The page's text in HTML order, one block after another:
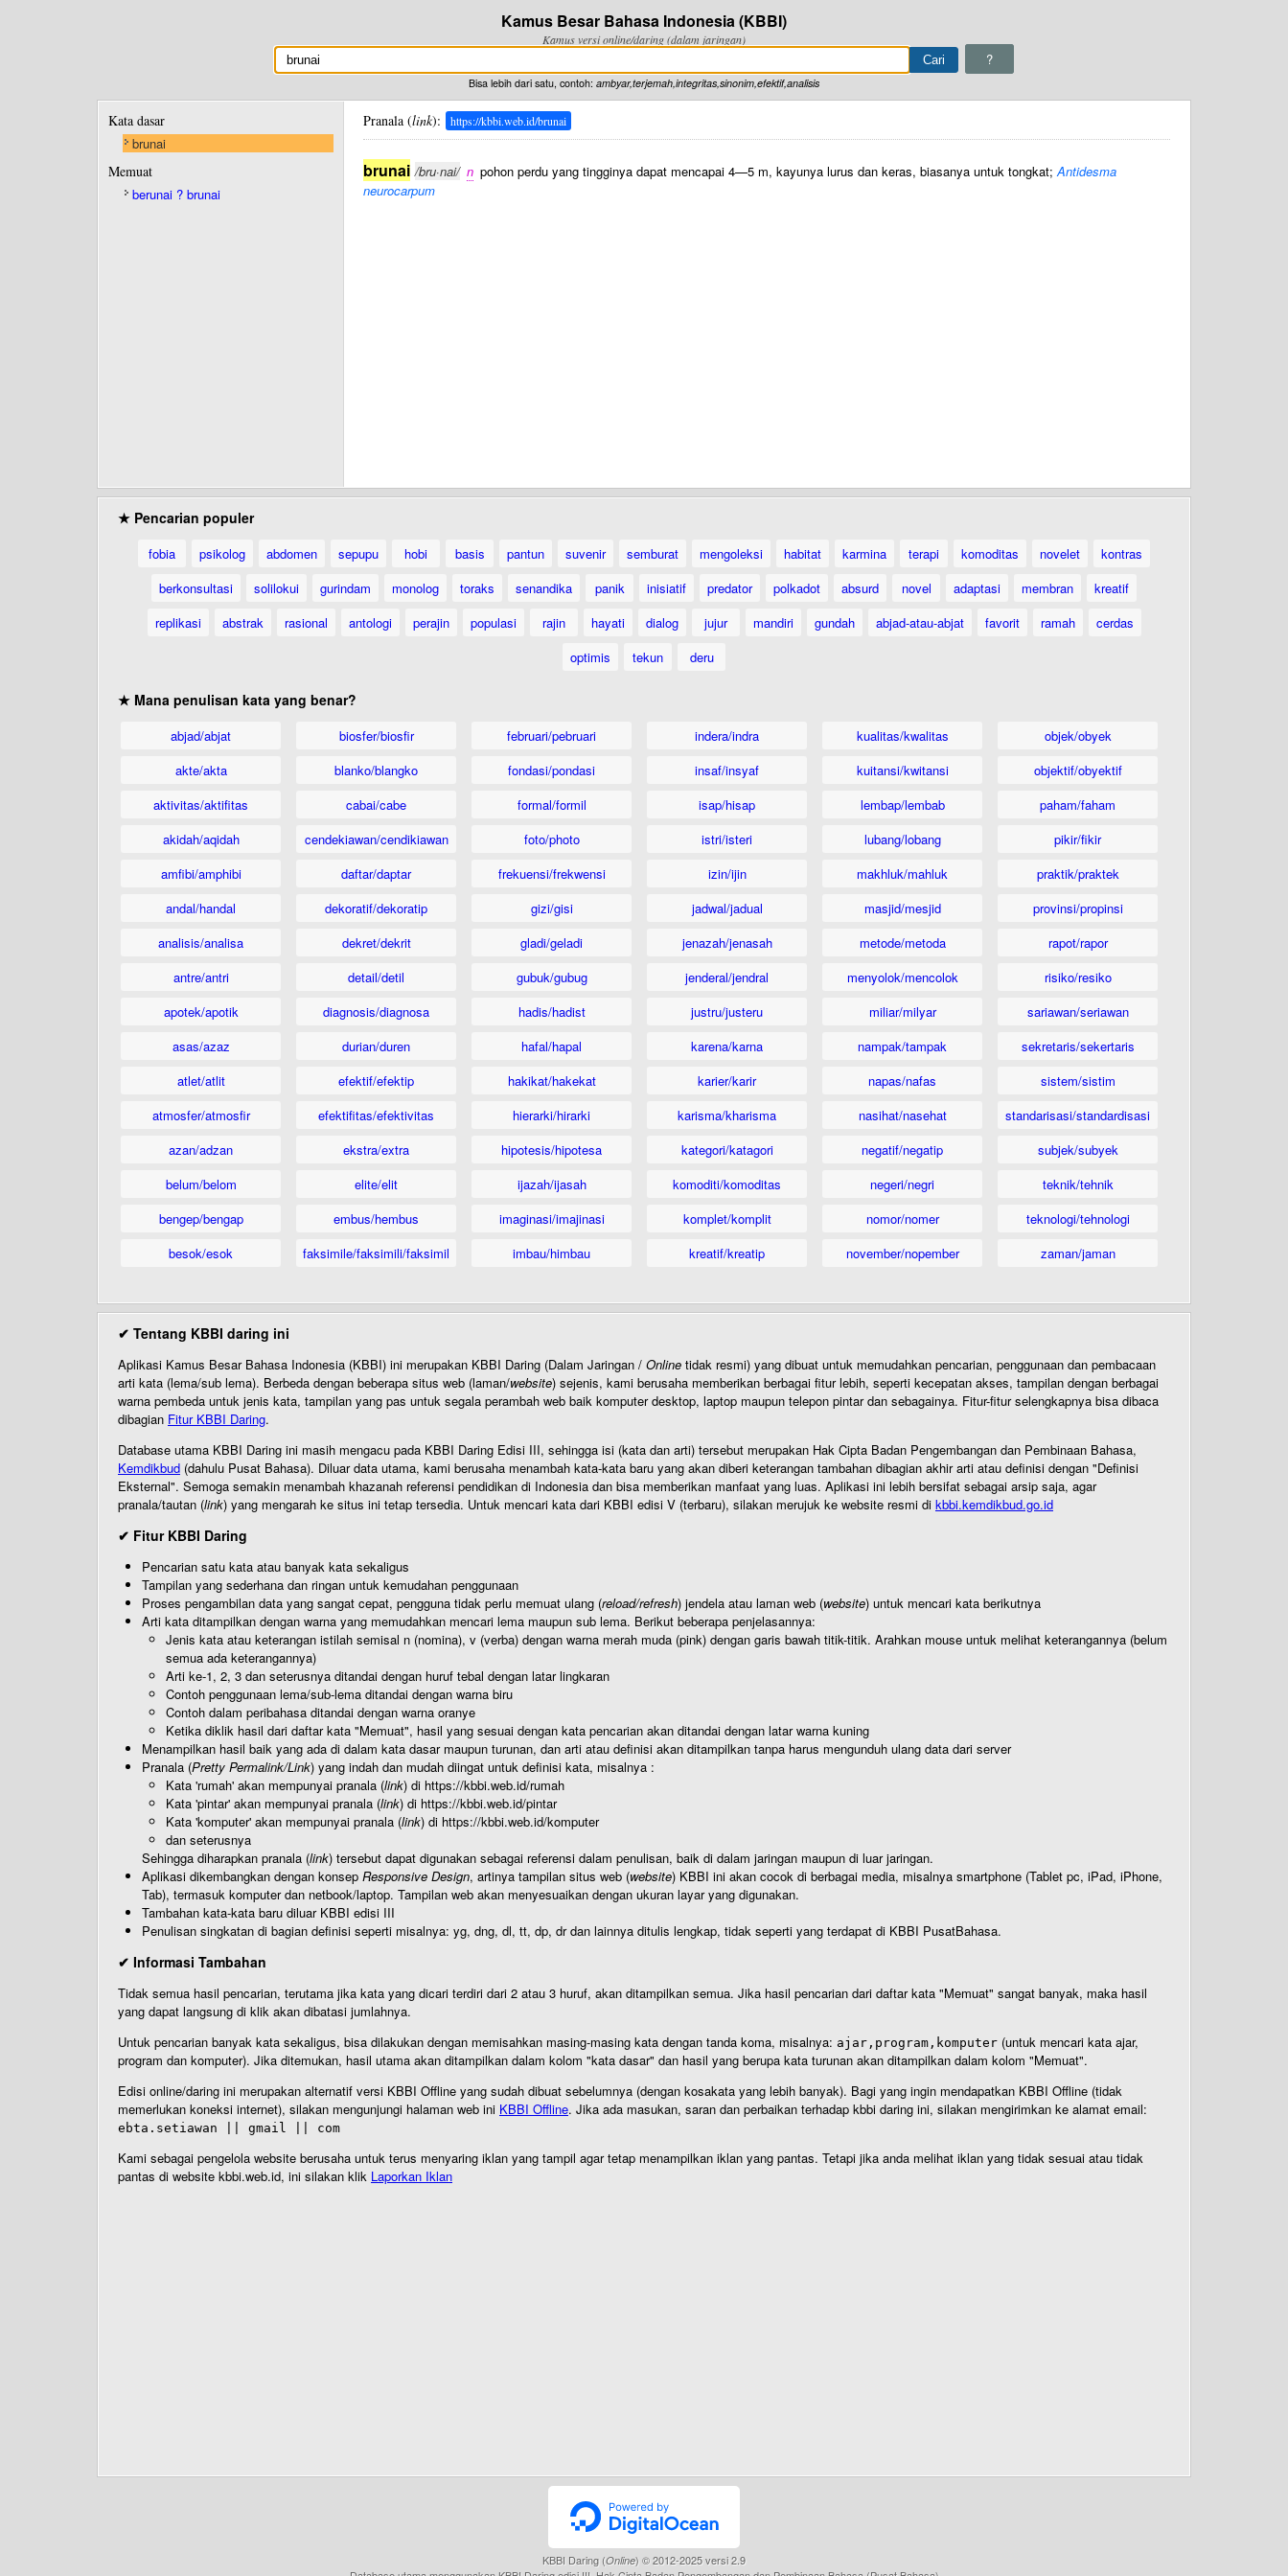
Kamus Besar Bahasa Indonesia (KBBI)
Kamus versi online/daring (dalam jaringan)
?
Bisa lebih dari satu, contoh: ambyar,terjemah,integritas,sinonim,efektif,analisis
Kata dasar
brunai
Memuat
berunai ? brunai
Pranala (link): https://kbbi.web.id/brunai
brunai /bru·nai/ n pohon perdu yang tingginya dapat mencapai 4—5 m, kayunya lurus dan keras, biasanya untuk tongkat;Antidesma
neurocarpum
★ Pencarian populer
fobia psikolog abdomen sepupu hobi basis pantun suvenir semburat mengoleksi habitat karmina terapi komoditas novelet
kontras
berkonsultasi
solilokui gurindam monolog toraks senandika panik inisiatif predator polkadot absurd novel adaptasi membran
kreatif
replikasi
abstrak rasional antologi perajin populasi rajin hayati dialog jujur mandiri gundah abjad-atau-abjat favorit ramah
cerdas
optimis
tekun deru
★ Mana penulisan kata yang benar?
abjad/abjat
akte/akta
aktivitas/aktifitas
akidah/aqidah
amfibi/amphibi
andal/handal
analisis/analisa
antre/antri
apotek/apotik
asas/azaz
atlet/atlit
atmosfer/atmosfir
azan/adzan
belum/belom
bengep/bengap
besok/esok
biosfer/biosfir
blanko/blangko
cabai/cabe
cendekiawan/cendikiawan
daftar/daptar
dekoratif/dekoratip
dekret/dekrit
detail/detil
diagnosis/diagnosa
durian/duren
efektif/efektip
efektifitas/efektivitas
ekstra/extra
elite/elit
embus/hembus
faksimile/faksimili/faksimil
februari/pebruari
fondasi/pondasi
formal/formil
foto/photo
frekuensi/frekwensi
gizi/gisi
gladi/geladi
gubuk/gubug
hadis/hadist
hafal/hapal
hakikat/hakekat
hierarki/hirarki
hipotesis/hipotesa
ijazah/ijasah
imaginasi/imajinasi
imbau/himbau
indera/indra
insaf/insyaf
isap/hisap
istri/isteri
izin/ijin
jadwal/jadual
jenazah/jenasah
jenderal/jendral
justru/justeru
karena/karna
karier/karir
karisma/kharisma
kategori/katagori
komoditi/komoditas
komplet/komplit
kreatif/kreatip
kualitas/kwalitas
kuitansi/kwitansi
lembap/lembab
lubang/lobang
makhluk/mahluk
masjid/mesjid
metode/metoda
menyolok/mencolok
miliar/milyar
nampak/tampak
napas/nafas
nasihat/nasehat
negatif/negatip
negeri/negri
nomor/nomer
november/nopember
objek/obyek
objektif/obyektif
paham/faham
pikir/fikir
praktik/praktek
provinsi/propinsi
rapot/rapor
risiko/resiko
sariawan/seriawan
sekretaris/sekertaris
sistem/sistim
standarisasi/standardisasi
subjek/subyek
teknik/tehnik
teknologi/tehnologi
zaman/jaman
✔ Tentang KBBI daring ini
Aplikasi Kamus Besar Bahasa Indonesia (KBBI) ini merupakan KBBI Daring (Dalam Jaringan / Online tidak resmi) yang dibuat untuk memudahkan pencarian, penggunaan dan pembacaan
arti kata (lema/sub lema). Berbeda dengan beberapa situs web (laman/website) sejenis, kami berusaha memberikan berbagai fitur lebih, seperti kecepatan akses, tampilan dengan berbagai
warna pembeda untuk jenis kata, tampilan yang pas untuk segala perambah web baik komputer desktop, laptop maupun telepon pintar dan sebagainya. Fitur-fitur selengkapnya bisa dibaca
dibagian Fitur KBBI Daring.
Database utama KBBI Daring ini masih mengacu pada KBBI Daring Edisi III, sehingga isi (kata dan arti) tersebut merupakan Hak Cipta Badan Pengembangan dan Pembinaan Bahasa,
Kemdikbud (dahulu Pusat Bahasa). Diluar data utama, kami berusaha menambah kata-kata baru yang akan diberi keterangan tambahan dibagian akhir arti atau definisi dengan "Definisi
Eksternal". Semoga semakin menambah khazanah referensi pendidikan di Indonesia dan bisa memberikan manfaat yang luas. Aplikasi ini lebih bersifat sebagai arsip saja, agar
pranala/tautan (link) yang mengarah ke situs ini tetap tersedia. Untuk mencari kata dari KBBI edisi V (terbaru), silakan merujuk ke website resmi di kbbi.kemdikbud.go.id
✔ Fitur KBBI Daring
Pencarian satu kata atau banyak kata sekaligus
Tampilan yang sederhana dan ringan untuk kemudahan penggunaan
Proses pengambilan data yang sangat cepat, pengguna tidak perlu memuat ulang (reload/refresh) jendela atau laman web (website) untuk mencari kata berikutnya
Arti kata ditampilkan dengan warna yang memudahkan mencari lema maupun sub lema. Berikut beberapa penjelasannya:
Jenis kata atau keterangan istilah semisal n (nomina), v (verba) dengan warna merah muda (pink) dengan garis bawah titik-titik. Arahkan mouse untuk melihat keterangannya (belum
semua ada keterangannya)
Arti ke-1, 2, 3 dan seterusnya ditandai dengan huruf tebal dengan latar lingkaran
Contoh penggunaan lema/sub-lema ditandai dengan warna biru
Contoh dalam peribahasa ditandai dengan warna oranye
Ketika diklik hasil dari daftar kata "Memuat", hasil yang sesuai dengan kata pencarian akan ditandai dengan latar warna kuning
Menampilkan hasil baik yang ada di dalam kata dasar maupun turunan, dan arti atau definisi akan ditampilkan tanpa harus mengunduh ulang data dari server
Pranala (Pretty Permalink/Link) yang indah dan mudah diingat untuk definisi kata, misalnya :
Kata 'rumah' akan mempunyai pranala (link) di https://kbbi.web.id/rumah
Kata 'pintar' akan mempunyai pranala (link) di https://kbbi.web.id/pintar
Kata 'komputer' akan mempunyai pranala (link) di https://kbbi.web.id/komputer
dan seterusnya
Sehingga diharapkan pranala (link) tersebut dapat digunakan sebagai referensi dalam penulisan, baik di dalam jaringan maupun di luar jaringan.
Aplikasi dikembangkan dengan konsep Responsive Design, artinya tampilan situs web (website) KBBI ini akan cocok di berbagai media, misalnya smartphone (Tablet pc, iPad, iPhone,
Tab), termasuk komputer dan netbook/laptop. Tampilan web akan menyesuaikan dengan ukuran layar yang digunakan.
Tambahan kata-kata baru diluar KBBI edisi III
Penulisan singkatan di bagian definisi seperti misalnya: yg, dng, dl, tt, dp, dr dan lainnya ditulis lengkap, tidak seperti yang terdapat di KBBI PusatBahasa.
✔ Informasi Tambahan
Tidak semua hasil pencarian, terutama jika kata yang dicari terdiri dari 2 atau 3 huruf, akan ditampilkan semua. Jika hasil pencarian dari daftar kata "Memuat" sangat banyak, maka hasil
yang dapat langsung di klik akan dibatasi jumlahnya.
Untuk pencarian banyak kata sekaligus, bisa dilakukan dengan memisahkan masing-masing kata dengan tanda koma, misalnya: ajar,program,komputer (untuk mencari kata ajar,
program dan komputer). Jika ditemukan, hasil utama akan ditampilkan dalam kolom "kata dasar" dan hasil yang berupa kata turunan akan ditampilkan dalam kolom "Memuat".
Edisi online/daring ini merupakan alternatif versi KBBI Offline yang sudah dibuat sebelumnya (dengan kosakata yang lebih banyak). Bagi yang ingin mendapatkan KBBI Offline (tidak
memerlukan koneksi internet), silakan mengunjungi halaman web ini KBBI Offline. Jika ada masukan, saran dan perbaikan terhadap kbbi daring ini, silakan mengirimkan ke alamat email:
ebta.setiawan || gmail || com
Kami sebagai pengelola website berusaha untuk terus menyaring iklan yang tampil agar tetap menampilkan iklan yang pantas. Tetapi jika anda melihat iklan yang tidak sesuai atau tidak
pantas di website kbbi.web.id, ini silakan klik Laporkan Iklan
KBBI Daring (Online) © 2012-2025 versi 2.9